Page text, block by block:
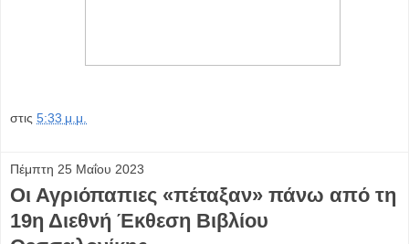
στις 5:33 μ.μ.
Πέμπτη 25 Μαΐου 2023
Οι Αγριόπαπιες «πέταξαν» πάνω από τη
19η Διεθνή Έκθεση Βιβλίου